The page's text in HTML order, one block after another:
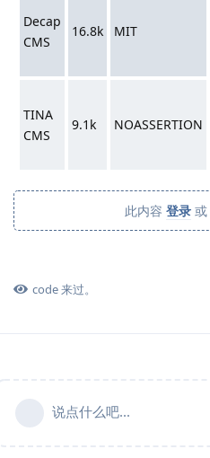
Decap
CMS
16.8k MIT
TINA
CMS
9.1k NOASSERTION
此内容 登录 或
code来过。
说点什么吧...